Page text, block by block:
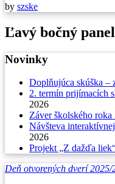
by szske
Ľavý bočný panel
Novinky
Doplňujúca skúška –
2. termín prijímacích
2026
Záver školského roka
Návšteva
2026
Projekt „Z dažďa
Deň otvorených dverí 2025/